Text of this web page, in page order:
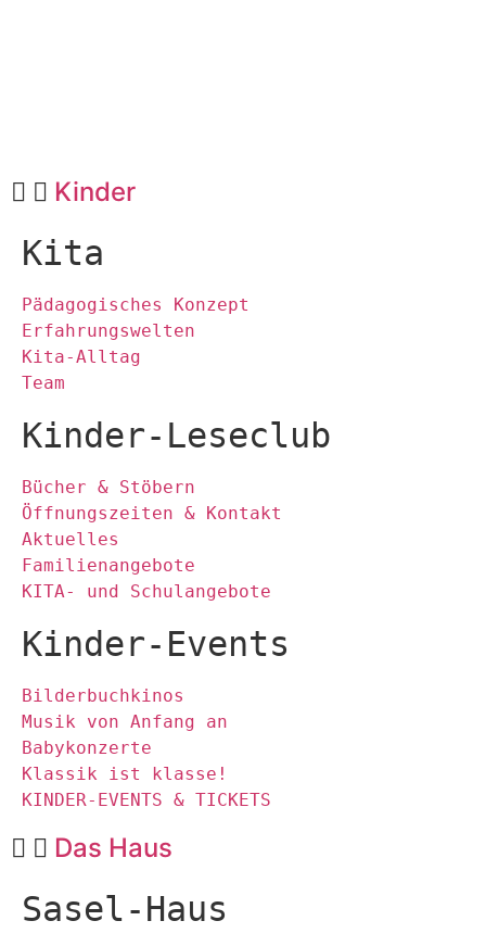
Kinder
Kita
Pädagogisches Konzept
Erfahrungswelten
Kita-Alltag
Team
Kinder-Leseclub
Bücher & Stöbern
Öffnungszeiten & Kontakt
Aktuelles
Familienangebote
KITA- und Schulangebote
Kinder-Events
Bilderbuchkinos
Musik von Anfang an
Babykonzerte
Klassik ist klasse!
KINDER-EVENTS & TICKETS
Das Haus
Sasel-Haus